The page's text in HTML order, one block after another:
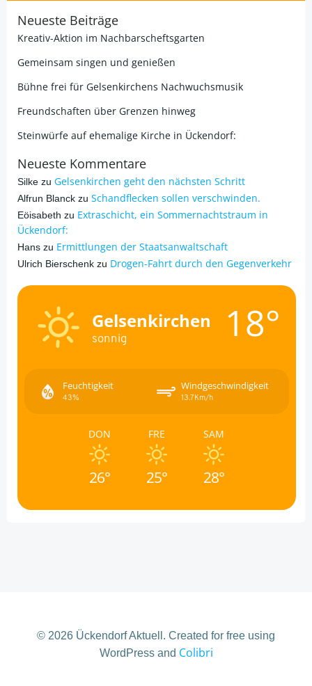
Neueste Beiträge
Kreativ-Aktion im Nachbarscheftsgarten
Gemeinsam singen und genießen
Bühne frei für Gelsenkirchens Nachwuchsmusik
Freundschaften über Grenzen hinweg
Steinwürfe auf ehemalige Kirche in Ückendorf:
Neueste Kommentare
Silke zu Gelsenkirchen geht den nächsten Schritt
Alfrun Blanck zu Schandflecken sollen verschwinden.
Eöisabeth zu Extraschicht, ein Sommernachtstraum in
Ückendorf:
Hans zu Ermittlungen der Staatsanwaltschaft
Ulrich Bierschenk zu Drogen-Fahrt durch den Gegenverkehr
Gelsenkirchen
sonnig 18°
Feuchtigkeit
43%
Windgeschwindigkeit
13.7Km/h
DON
26°
FRE
25°
SAM
28°
© 2026 Ückendorf Aktuell. Created for free using
WordPress and Colibri